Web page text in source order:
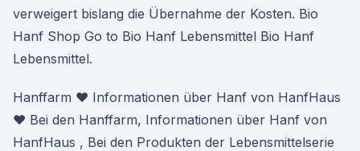
verweigert bislang die Übernahme der Kosten. Bio
Hanf Shop Go to Bio Hanf Lebensmittel Bio Hanf
Lebensmittel.
Hanffarm ♥ Informationen über Hanf von HanfHaus
♥ Bei den Hanffarm, Informationen über Hanf von
HanfHaus , Bei den Produkten der Lebensmittelserie